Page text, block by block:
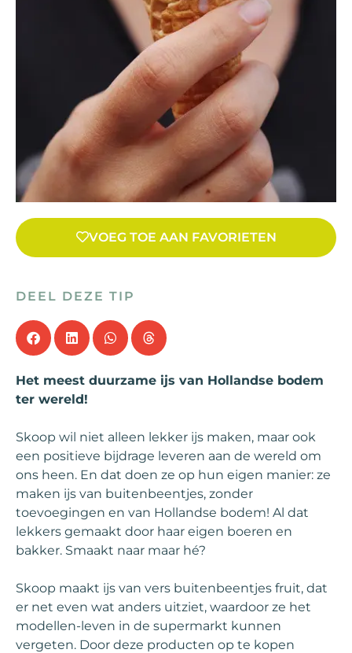
Het meest duurzame ijs van Hollandse bodem
ter wereld!
Skoop wil niet alleen lekker ijs maken, maar ook
een positieve bijdrage leveren aan de wereld om
ons heen. En dat doen ze op hun eigen manier: ze
maken ijs van buitenbeentjes, zonder
toevoegingen en van Hollandse bodem! Al dat
lekkers gemaakt door haar eigen boeren en
bakker. Smaakt naar maar hé?
Skoop maakt ijs van vers buitenbeentjes fruit, dat
er net even wat anders uitziet, waardoor ze het
modellen-leven in de supermarkt kunnen
vergeten. Door deze producten op te kopen
VOEG TOE AAN FAVORIETEN
DEEL DEZE TIP